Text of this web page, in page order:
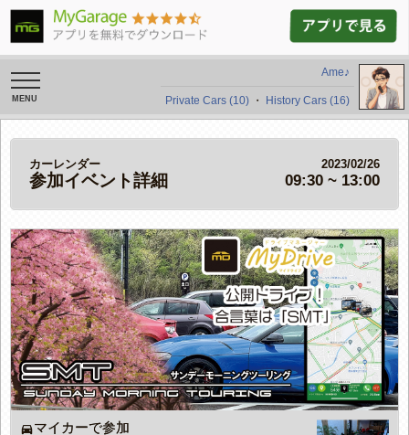
toggle
navigation
Ame♪
Private Cars (10) ・ History Cars (16)
カーレンダー 2023/02/26
参加イベント詳細 09:30 ~ 13:00
directions_carマイカーで参加